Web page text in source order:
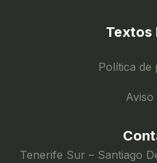
Textos
Política de
Aviso
Tenerife Sur – Santiago